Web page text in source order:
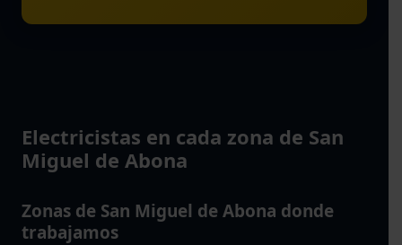
Electricistas en cada zona de San
Miguel de Abona
Zonas de San Miguel de Abona donde
trabajamos